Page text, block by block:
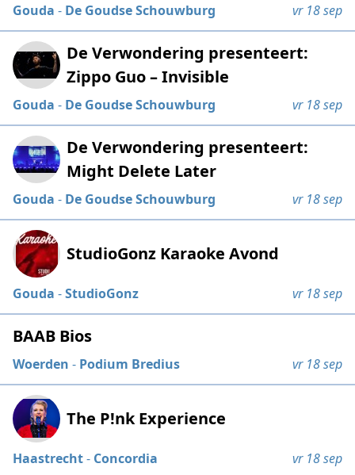
Gouda - De Goudse Schouwburg vr 18 sep
De Verwondering presenteert:
Zippo Guo – Invisible
Gouda - De Goudse Schouwburg vr 18 sep
De Verwondering presenteert:
Might Delete Later
Gouda - De Goudse Schouwburg vr 18 sep
StudioGonz Karaoke Avond
Gouda -StudioGonz vr 18 sep
BAAB Bios
Woerden - Podium Bredius vr 18 sep
The P!nk Experience
Haastrecht- Concordia vr 18 sep